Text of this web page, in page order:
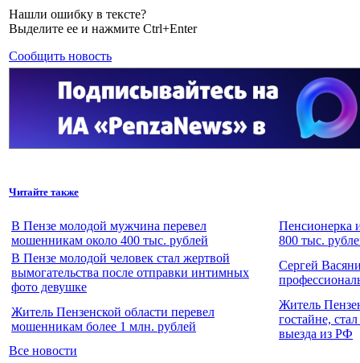
Нашли ошибку в тексте?
Выделите ее и нажмите Ctrl+Enter
Сообщить новость
Читайте также
В Пензе молодой мужчина перевел
мошенникам около 400 тыс. рублей
Пенсионерка
800 тыс.
В Пензе молодой человек стал жертвой
вымогательства после отправки интимных
фото девушке
Сергей
Житель Пензенской области перевел
мошенникам более 1 млн. рублей
Житель
гостайне,
выезда из РФ
Все новости